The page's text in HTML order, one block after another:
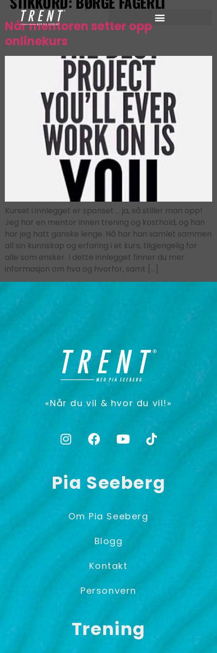
Når mentoren setter opp
onlinekurs
Kurset i innlegget er sponset … ja, så stiller man opp!
Jeg har en mentor innen trening og kosthold, og han
har jeg hatt ganske lenge. Nå har han samlet sammen
all sin kunnskap og erfaring i et kurs, tilgjengelig for
alle som ønsker. I dette innlegget finner du mer
informasjon om hva og hvorfor, samt […]
«Når du vil & hvor du vil!»
Pia Seeberg
Om Pia Seeberg
Blogg
Kontakt
Personvern
Trening